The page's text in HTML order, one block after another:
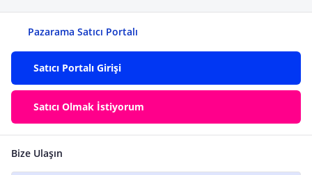
Pazarama Satıcı Portalı
Satıcı Portalı Girişi
Satıcı Olmak İstiyorum
Bize Ulaşın